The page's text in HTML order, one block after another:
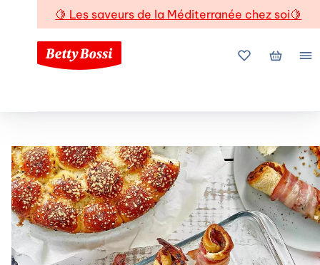
🍋 Les saveurs de la Méditerranée chez soi🍋
Mes favoris
Mon